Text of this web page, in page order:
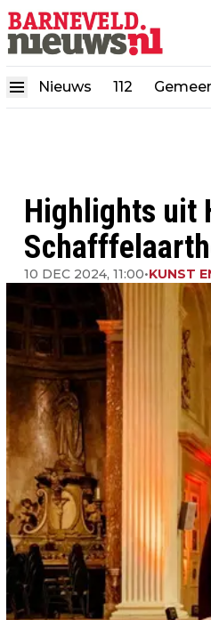
Nieuws 112
Highlights uit
10 DEC 2024, 11:00•KUNST